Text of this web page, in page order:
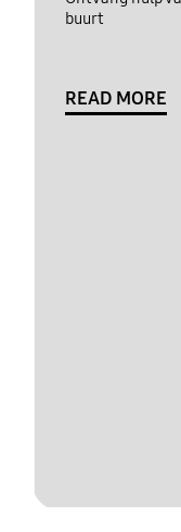
buurt
READ MORE